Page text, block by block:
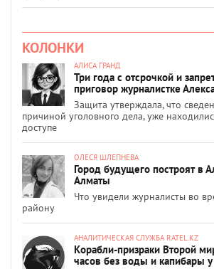
КОЛОНКИ
АЛИСА ГРАНД
Три года с отсрочкой и
приговор журналистке
Защита утверждала, что
причиной уголовного дела, уже
доступе
ОЛЕСЯ ШЛЕПНЕВА
Город будущего построят в
Алматы
Что увидели журналисты во
району
АНАЛИТИЧЕСКАЯ СЛУЖБА RATEL.KZ
Корабли-призраки Второй
часов без воды и капибары у